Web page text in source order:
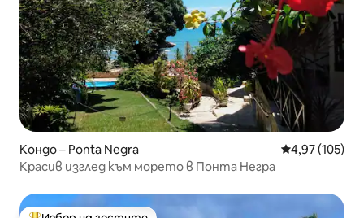
Кондо – Ponta Negra Средна
4,97 (105)
Красив изглед към морето в Понта Негра